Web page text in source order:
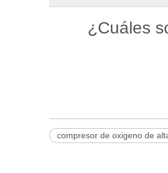
¿Cuáles
compresor de oxigeno de